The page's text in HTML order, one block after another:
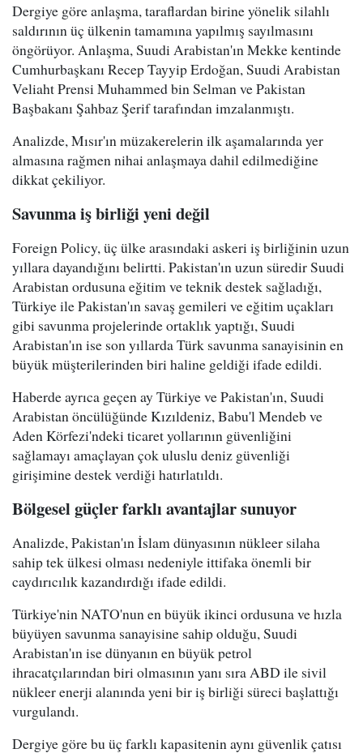
Dergiye göre anlaşma, taraflardan birine yönelik silahlı
saldırının üç ülkenin tamamına yapılmış sayılmasını
öngörüyor. Anlaşma, Suudi Arabistan'ın Mekke kentinde
Cumhurbaşkanı Recep Tayyip Erdoğan, Suudi Arabistan
Veliaht Prensi Muhammed bin Selman ve Pakistan
Başbakanı Şahbaz Şerif tarafından imzalanmıştı.
Analizde, Mısır'ın müzakerelerin ilk aşamalarında yer
almasına rağmen nihai anlaşmaya dahil edilmediğine
dikkat çekiliyor.
Savunma iş birliği yeni değil
Foreign Policy, üç ülke arasındaki askeri iş birliğinin uzun
yıllara dayandığını belirtti. Pakistan'ın uzun süredir Suudi
Arabistan ordusuna eğitim ve teknik destek sağladığı,
Türkiye ile Pakistan'ın savaş gemileri ve eğitim uçakları
gibi savunma projelerinde ortaklık yaptığı, Suudi
Arabistan'ın ise son yıllarda Türk savunma sanayisinin en
büyük müşterilerinden biri haline geldiği ifade edildi.
Haberde ayrıca geçen ay Türkiye ve Pakistan'ın, Suudi
Arabistan öncülüğünde Kızıldeniz, Babu'l Mendeb ve
Aden Körfezi'ndeki ticaret yollarının güvenliğini
sağlamayı amaçlayan çok uluslu deniz güvenliği
girişimine destek verdiği hatırlatıldı.
Bölgesel güçler farklı avantajlar sunuyor
Analizde, Pakistan'ın İslam dünyasının nükleer silaha
sahip tek ülkesi olması nedeniyle ittifaka önemli bir
caydırıcılık kazandırdığı ifade edildi.
Türkiye'nin NATO'nun en büyük ikinci ordusuna ve hızla
büyüyen savunma sanayisine sahip olduğu, Suudi
Arabistan'ın ise dünyanın en büyük petrol
ihracatçılarından biri olmasının yanı sıra ABD ile sivil
nükleer enerji alanında yeni bir iş birliği süreci başlattığı
vurgulandı.
Dergiye göre bu üç farklı kapasitenin aynı güvenlik çatısı